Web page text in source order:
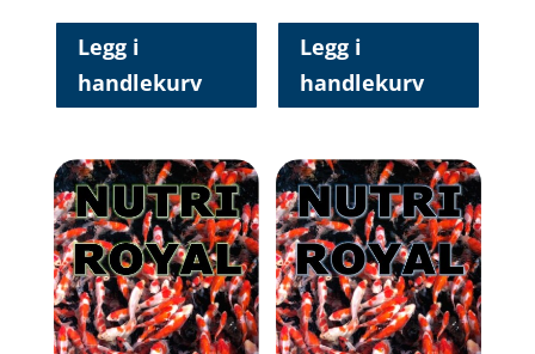
Legg i
handlekurv
Legg i
handlekurv